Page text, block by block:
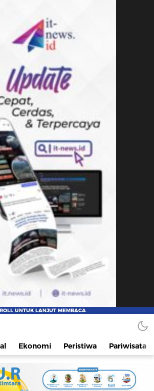
Cerdas, dan Terpercaya
Ekonomi Peristiwa Pariwisata